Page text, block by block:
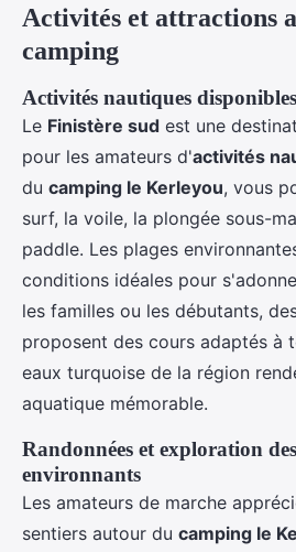
Activités et attractions
camping
Activités nautiques disponibles
Le Finistère sud est une
pour les amateurs d'activités
du camping le Kerleyou, vous
surf, la voile, la plongée sous-
paddle. Les plages
conditions idéales pour
les familles ou les débutants,
proposent des cours adaptés à
eaux turquoise de la région
aquatique mémorable.
Randonnées et exploration
environnants
Les amateurs de marche
sentiers autour du camping le